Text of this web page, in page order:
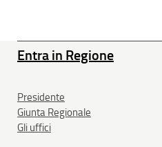
Entra in Regione
Presidente
Giunta Regionale
Gli uffici